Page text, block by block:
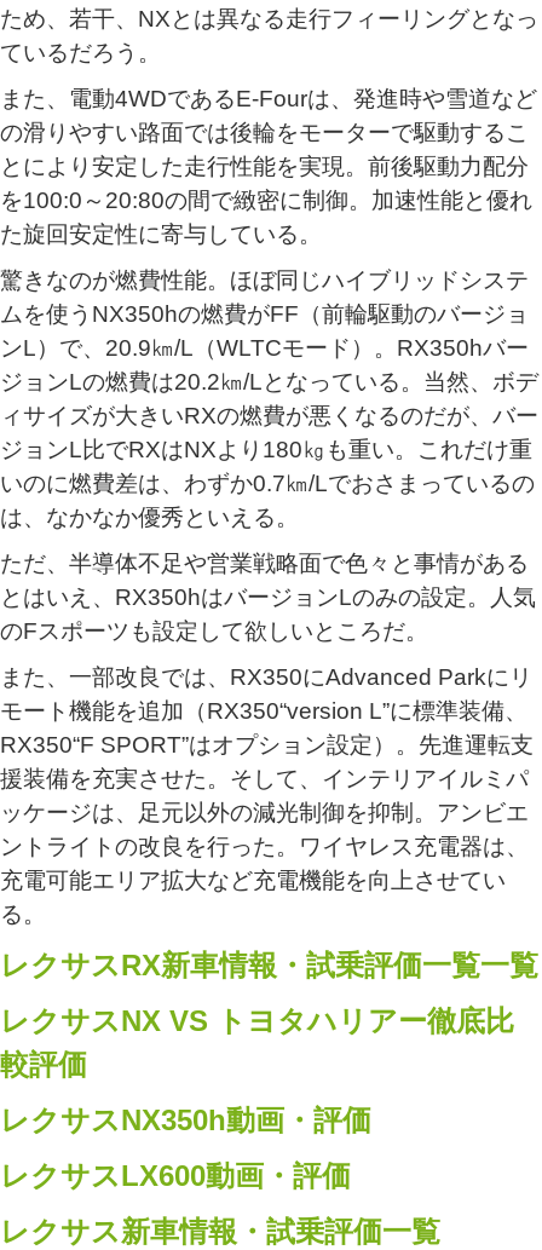
ため、若干、NXとは異なる走行フィーリングとなっ
ているだろう。
また、電動4WDであるE-Fourは、発進時や雪道など
の滑りやすい路面では後輪をモーターで駆動するこ
とにより安定した走行性能を実現。前後駆動力配分
を100:0～20:80の間で緻密に制御。加速性能と優れ
た旋回安定性に寄与している。
驚きなのが燃費性能。ほぼ同じハイブリッドシステ
ムを使うNX350hの燃費がFF（前輪駆動のバージョ
ンL）で、20.9㎞/L（WLTCモード）。RX350hバー
ジョンLの燃費は20.2㎞/Lとなっている。当然、ボデ
ィサイズが大きいRXの燃費が悪くなるのだが、バー
ジョンL比でRXはNXより180㎏も重い。これだけ重
いのに燃費差は、わずか0.7㎞/Lでおさまっているの
は、なかなか優秀といえる。
ただ、半導体不足や営業戦略面で色々と事情がある
とはいえ、RX350hはバージョンLのみの設定。人気
のFスポーツも設定して欲しいところだ。
また、一部改良では、RX350にAdvanced Parkにリ
モート機能を追加（RX350“version L”に標準装備、
RX350“F SPORT”はオプション設定）。先進運転支
援装備を充実させた。そして、インテリアイルミパ
ッケージは、足元以外の減光制御を抑制。アンビエ
ントライトの改良を行った。ワイヤレス充電器は、
充電可能エリア拡大など充電機能を向上させてい
る。
レクサスRX新車情報・試乗評価一覧一覧
レクサスNX VS トヨタハリアー徹底比
較評価
レクサスNX350h動画・評価
レクサスLX600動画・評価
レクサス新車情報・試乗評価一覧